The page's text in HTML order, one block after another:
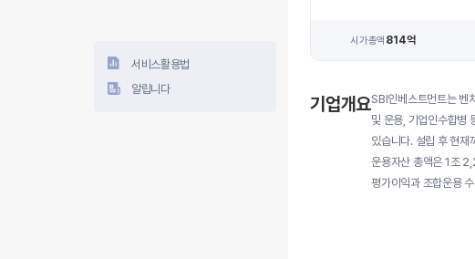
서비스활용법
알립니다
시가총액 814억
기업개요SBI인베스트먼트는 벤
및 운용, 기업인수합병
있습니다. 설립 후 현
운용자산 총액은 1조
평가이익과 조합운용